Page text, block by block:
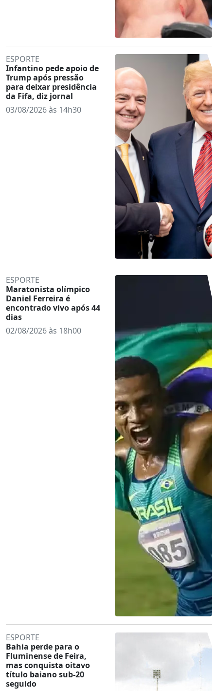
ESPORTE
Infantino pede apoio de
Trump após pressão
para deixar presidência
da Fifa, diz jornal
03/08/2026 às 14h30
ESPORTE
Maratonista olímpico
Daniel Ferreira é
encontrado vivo após 44
dias
02/08/2026 às 18h00
ESPORTE
Bahia perde para o
Fluminense de Feira,
mas conquista oitavo
título baiano sub-20
seguido